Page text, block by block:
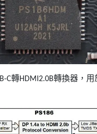
C轉HDMI2.0B轉換器，用